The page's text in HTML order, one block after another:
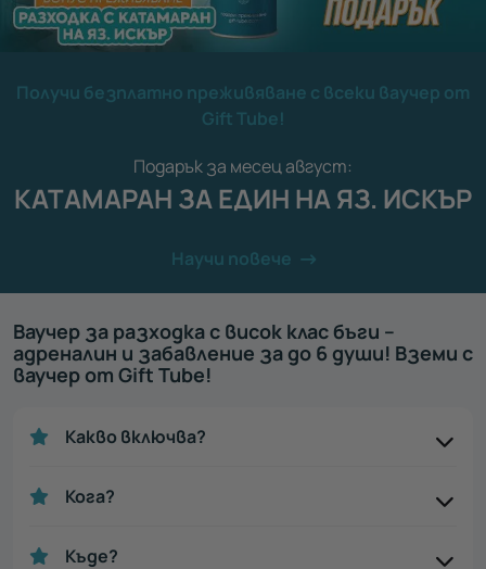
Получи безплатно преживяване с всеки ваучер от
Gift Tube!
Подарък за месец август:
КАТАМАРАН ЗА ЕДИН НА ЯЗ. ИСКЪР
Научи повече
Ваучер за разходка с висок клас бъги –
адреналин и забавление за до 6 души! Вземи с
ваучер от Gift Tube!
Какво включва?
Кога?
Къде?